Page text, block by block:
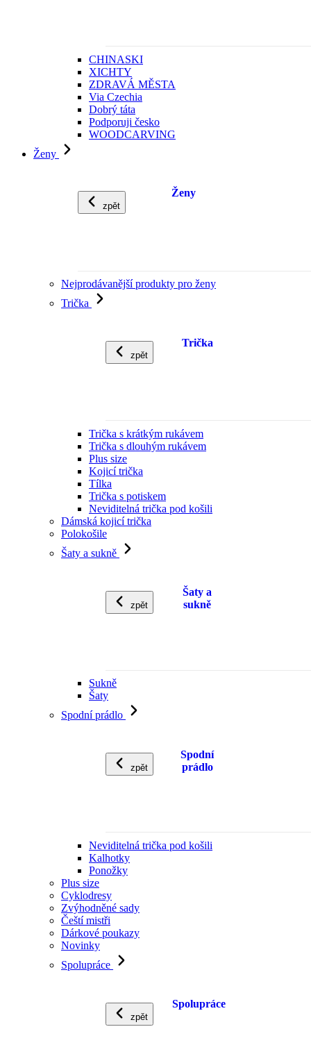
CHINASKI
XICHTY
ZDRAVÁ MĚSTA
Via Czechia
Dobrý táta
Podporuji česko
WOODCARVING
Ženy
zpět
Ženy
Nejprodávanější produkty pro ženy
Trička
zpět
Trička
Trička s krátkým rukávem
Trička s dlouhým rukávem
Plus size
Kojicí trička
Tílka
Trička s potiskem
Neviditelná trička pod košili
Dámská kojicí trička
Polokošile
Šaty a sukně
zpět
Šaty a
sukně
Sukně
Šaty
Spodní prádlo
zpět
Spodní
prádlo
Neviditelná trička pod košili
Kalhotky
Ponožky
Plus size
Cyklodresy
Zvýhodněné sady
Čeští mistři
Dárkové poukazy
Novinky
Spolupráce
zpět
Spolupráce